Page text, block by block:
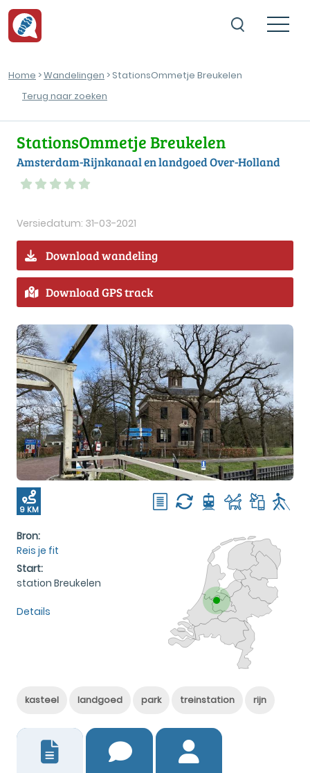
Home >Wandelingen > StationsOmmetje Breukelen
Terug naar zoeken
StationsOmmetje Breukelen
Amsterdam-Rijnkanaal en landgoed Over-Holland
Versiedatum: 31-03-2021
Download wandeling
Download GPS track
9 KM
Bron:
Reis je fit
Start:
station Breukelen
Details
kasteel landgoed park treinstation rijn